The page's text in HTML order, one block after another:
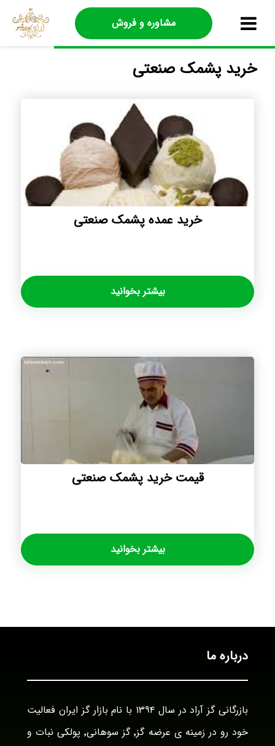
مشاوره و فروش
خرید پشمک صنعتی
خرید عمده پشمک صنعتی
بیشتر بخوانید
قیمت خرید پشمک صنعتی
بیشتر بخوانید
درباره ما
بازرگانی گز آراد در سال ۱۳۹۴ با نام بازار گز ایران فعالیت
خود رو در زمینه ی عرضه گز٬ گز سوهانی٬ پولکی نبات و